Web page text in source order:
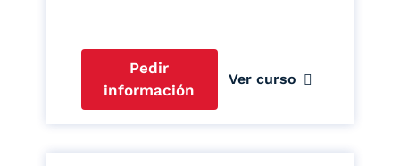
Pedir
información
Ver curso